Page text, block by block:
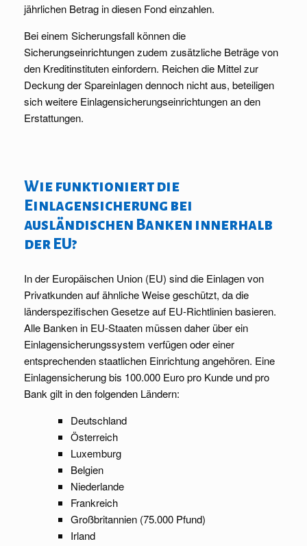
jährlichen Betrag in diesen Fond einzahlen.
Bei einem Sicherungsfall können die
Sicherungseinrichtungen zudem zusätzliche Beträge von
den Kreditinstituten einfordern. Reichen die Mittel zur
Deckung der Spareinlagen dennoch nicht aus, beteiligen
sich weitere Einlagensicherungseinrichtungen an den
Erstattungen.
Wie funktioniert die
Einlagensicherung bei
ausländischen Banken innerhalb
der EU?
In der Europäischen Union (EU) sind die Einlagen von
Privatkunden auf ähnliche Weise geschützt, da die
länderspezifischen Gesetze auf EU-Richtlinien basieren.
Alle Banken in EU-Staaten müssen daher über ein
Einlagensicherungssystem verfügen oder einer
entsprechenden staatlichen Einrichtung angehören. Eine
Einlagensicherung bis 100.000 Euro pro Kunde und pro
Bank gilt in den folgenden Ländern:
Deutschland
Österreich
Luxemburg
Belgien
Niederlande
Frankreich
Großbritannien (75.000 Pfund)
Irland